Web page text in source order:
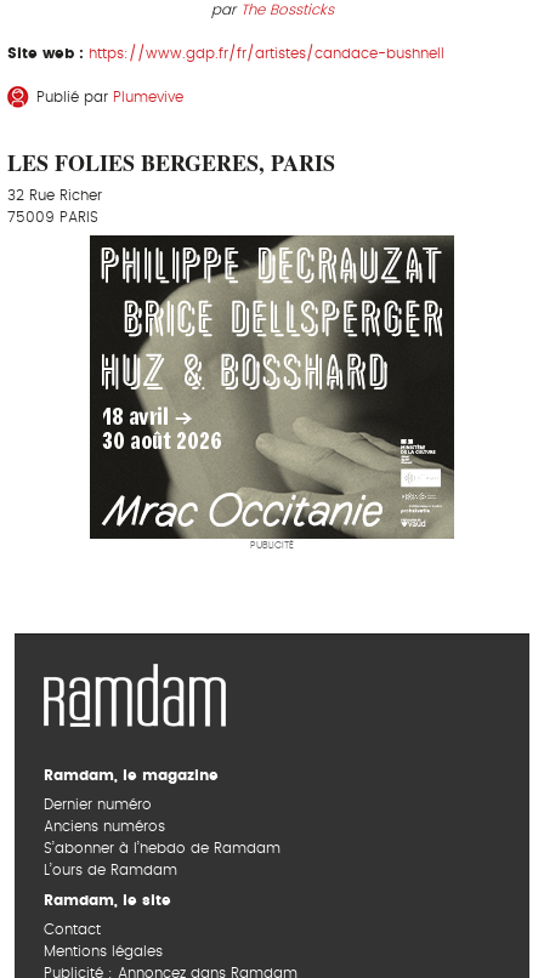
par The Bossticks
Site web : https://www.gdp.fr/fr/artistes/candace-bushnell
Publié par Plumevive
LES FOLIES BERGERES, PARIS
32 Rue Richer
75009 PARIS
PUBLICITÉ
Ramdam, le magazine
Dernier numéro
Anciens numéros
S’abonner à l’hebdo de Ramdam
L’ours de Ramdam
Ramdam, le site
Contact
Mentions légales
Publicité : Annoncez dans Ramdam